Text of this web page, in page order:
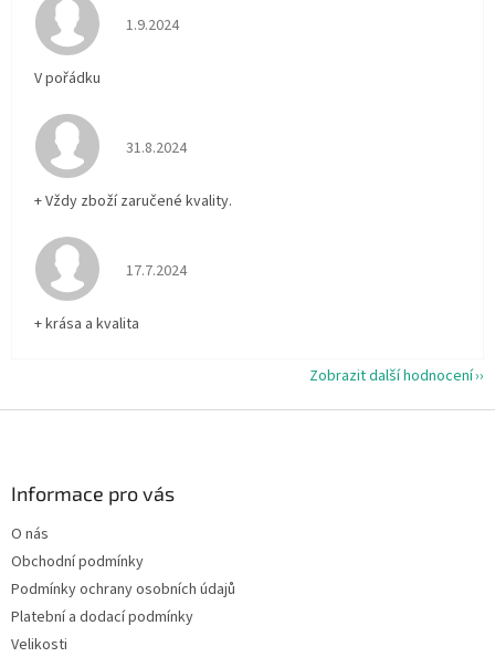
Hodnocení obchodu je 5 z 5 hvězdiček.
1.9.2024
V pořádku
Hodnocení obchodu je 5 z 5 hvězdiček.
31.8.2024
+ Vždy zboží zaručené kvality.
Hodnocení obchodu je 5 z 5 hvězdiček.
17.7.2024
+ krása a kvalita
Zobrazit další hodnocení
Informace pro vás
O nás
Obchodní podmínky
Podmínky ochrany osobních údajů
Platební a dodací podmínky
Velikosti